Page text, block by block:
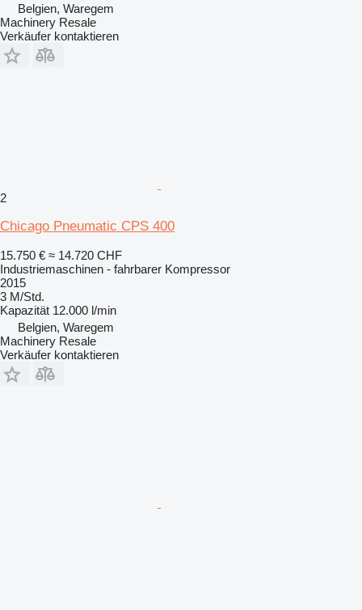
Belgien, Waregem
Machinery Resale
Verkäufer kontaktieren
2
Chicago Pneumatic CPS 400
15.750 € ≈ 14.720 CHF
Industriemaschinen - fahrbarer Kompressor
2015
3 M/Std.
Kapazität 12.000 l/min
Belgien, Waregem
Machinery Resale
Verkäufer kontaktieren